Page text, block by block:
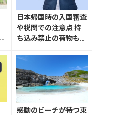
日本帰国時の入国審査
や税関での注意点 持
ち込み禁止の荷物も解
感動のビーチが待つ東